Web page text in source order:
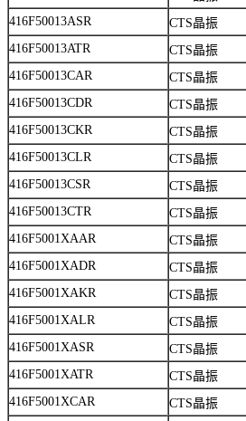
416F50013ASR
CTS晶振
416F50013ATR
CTS晶振
416F50013CAR
CTS晶振
416F50013CDR
CTS晶振
416F50013CKR
CTS晶振
416F50013CLR
CTS晶振
416F50013CSR
CTS晶振
416F50013CTR
CTS晶振
416F5001XAAR
CTS晶振
416F5001XADR
CTS晶振
416F5001XAKR
CTS晶振
416F5001XALR
CTS晶振
416F5001XASR
CTS晶振
416F5001XATR
CTS晶振
416F5001XCAR
CTS晶振